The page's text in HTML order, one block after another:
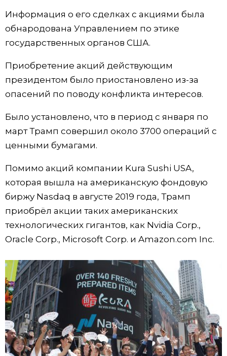
Политика
Экономика
Общество
Культура
Жизнь
Токио
От редакции
Японский калейдоскоп
Семья
Еда и напитки
Информация о его сделках с акциями была
обнародована Управлением по этике
государственных органов США.
Приобретение акций действующим
президентом было приостановлено из-за
опасений по поводу конфликта интересов.
Было установлено, что в период с января по
март Трамп совершил около 3700 операций с
ценными бумагами.
Помимо акций компании Kura Sushi USA,
которая вышла на американскую фондовую
биржу Nasdaq в августе 2019 года, Трамп
приобрёл акции таких американских
технологических гигантов, как Nvidia Corp.,
Oracle Corp., Microsoft Corp. и Amazon.com Inc.